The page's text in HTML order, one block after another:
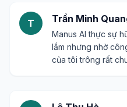
T Trần Minh
Manus AI thực sự
lắm nhưng nhờ
của tôi trông rất